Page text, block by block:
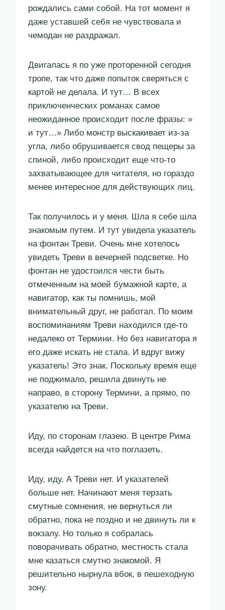
рождались сами собой. На тот момент я
даже уставшей себя не чувствовала и
чемодан не раздражал.
Двигалась я по уже проторенной сегодня
тропе, так что даже попыток сверяться с
картой не делала. И тут… В всех
приключенческих романах самое
неожиданное происходит после фразы: »
и тут…» Либо монстр выскакивает из-за
угла, либо обрушивается свод пещеры за
спиной, либо происходит еще что-то
захватывающее для читателя, но гораздо
менее интересное для действующих лиц.
Так получилось и у меня. Шла я себе шла
знакомым путем. И тут увидела указатель
на фонтан Треви. Очень мне хотелось
увидеть Треви в вечерней подсветке. Но
фонтан не удостоился чести быть
отмеченным на моей бумажной карте, а
навигатор, как ты помнишь, мой
внимательный друг, не работал. По моим
воспоминаниям Треви находился где-то
недалеко от Термини. Но без навигатора я
его даже искать не стала. И вдруг вижу
указатель! Это знак. Поскольку время еще
не поджимало, решила двинуть не
направо, в сторону Термини, а прямо, по
указателю на Треви.
Иду, по сторонам глазею. В центре Рима
всегда найдется на что поглазеть.
Иду, иду. А Треви нет. И указателей
больше нет. Начинают меня терзать
смутные сомнения, не вернуться ли
обратно, пока не поздно и не двинуть ли к
вокзалу. Но только я собралась
поворачивать обратно, местность стала
мне казаться смутно знакомой. Я
решительно нырнула вбок, в пешеходную
зону.